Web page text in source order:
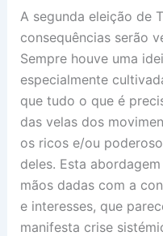
A segunda eleição de
consequências serão
Sempre houve uma
especialmente
que tudo o que é
das velas dos
os ricos e/ou
deles. Esta
mãos dadas com a
e interesses, que
manifesta crise